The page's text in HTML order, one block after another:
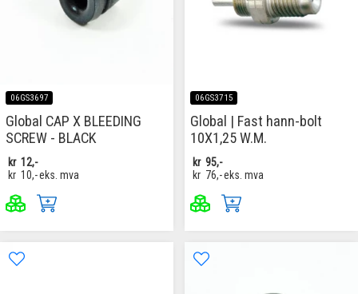
06GS3697
Global CAP X BLEEDING
SCREW - BLACK
kr 12,-
kr 10,-eks. mva
06GS3715
Global | Fast hann-bolt
10X1,25 W.M.
kr 95,-
kr 76,-eks. mva